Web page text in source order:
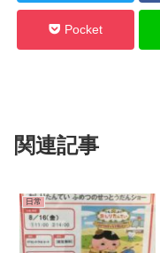
Pocket
関連記事
日常